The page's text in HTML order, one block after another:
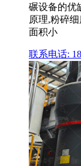
碾设备的优
原理,粉碎
面积小
联系电话: